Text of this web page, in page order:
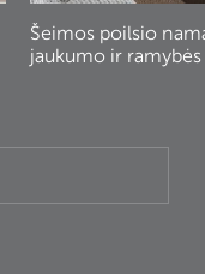
Šeimos poilsio
jaukumo ir